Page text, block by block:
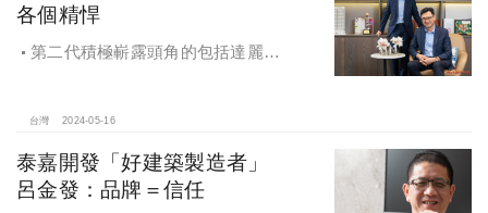
各個精悍
第二代積極嶄露頭角的包括達麗建
發吳泓瑩、京城建設蔡曜鴻、甲山林
翔等
台灣 2024-05-16
泰嘉開發「好建築製造者」
呂金發：品牌＝信任